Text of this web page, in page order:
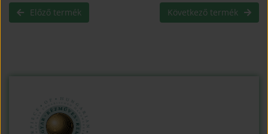
Előző termék Következő termék